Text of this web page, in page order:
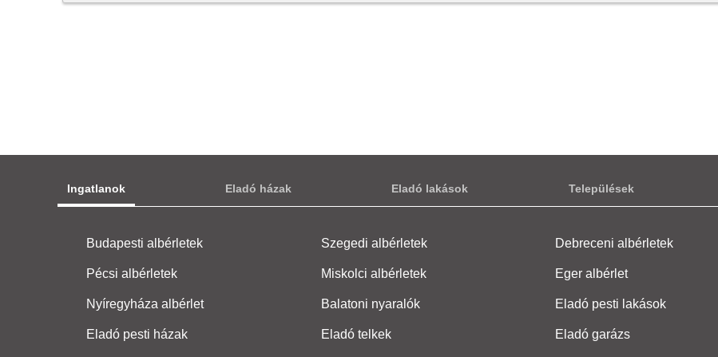
Ingatlanok Eladó házak Eladó lakások Települések
Budapesti albérletek Szegedi albérletek Debreceni albérletek
Pécsi albérletek Miskolci albérletek Eger albérlet
Nyíregyháza albérlet Balatoni nyaralók Eladó pesti lakások
Eladó pesti házak Eladó telkek Eladó garázs